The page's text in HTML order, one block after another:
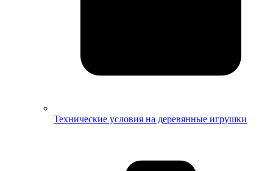
Технические условия на деревянные игрушки